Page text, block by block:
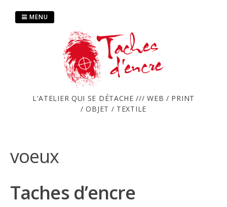
L'ATELIER QUI SE DÉTACHE /// WEB / PRINT
/ OBJET / TEXTILE
MENU
voeux
Taches d’encre